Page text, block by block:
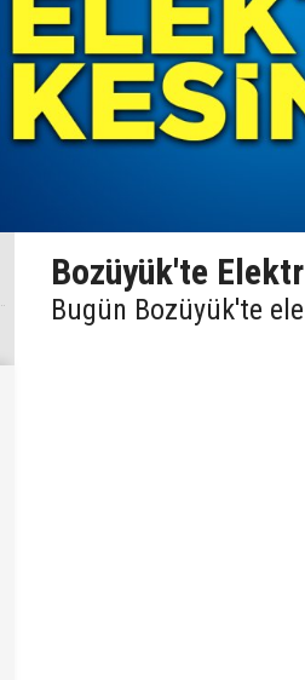
Bozüyük'te
Bugün Bozüyük'te